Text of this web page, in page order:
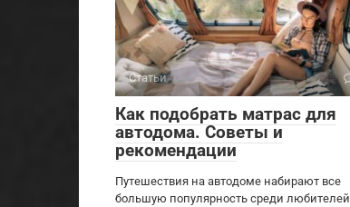
Статьи
Как подобрать матрас для
автодома. Советы и
рекомендации
Путешествия на автодоме набирают все
большую популярность среди любителей